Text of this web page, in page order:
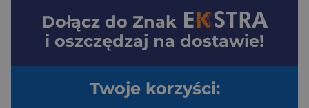
Dołącz do Znak
i oszczędzaj na dostawie!
Twoje korzyści: